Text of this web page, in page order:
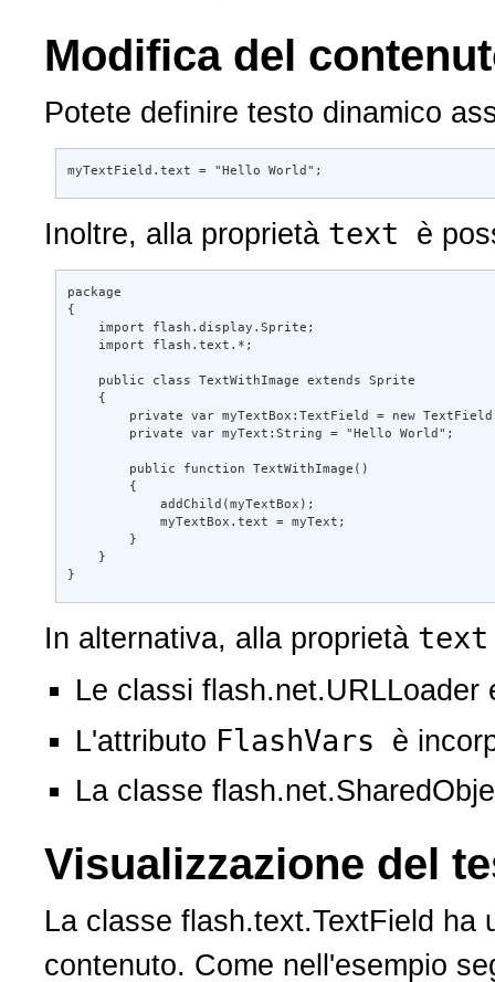
Modifica del
Potete definire testo dinamico
myTextField.text = "Hello World";
Inoltre, alla proprietàtextè
package
    import flash.display.Sprite;
    import flash.text.*;
    public class TextWithImage extends Sprite
        private var myTextBox:TextField = new TextField();
        private var myText:String = "Hello World";
        public function TextWithImage()
            addChild(myTextBox);
            myTextBox.text = myText;
In alternativa, alla proprietàtextè
Le classi flash.net.URLLoader e
L'attributoFlashVarsè
La classe
Visualizzazione del
La classe flash.text.TextField ha
contenuto. Come nell'esempio